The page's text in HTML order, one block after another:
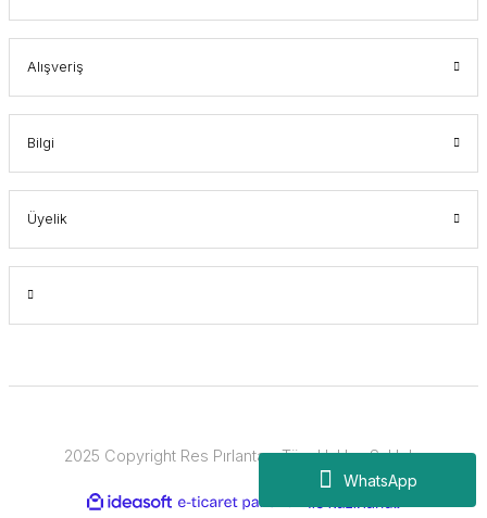
WhatsApp
Alışveriş
Bilgi
Üyelik
2025 Copyright Res Pırlanta - Tüm Hakları Saklıdır.
ideasoft